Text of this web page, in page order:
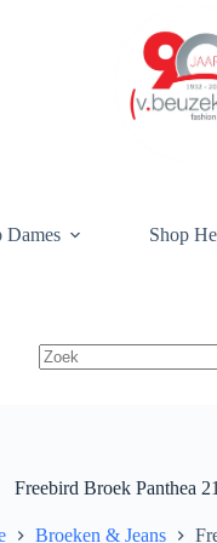
Dames Shop
Freebird Broek Panthea
Broeken & Jeans